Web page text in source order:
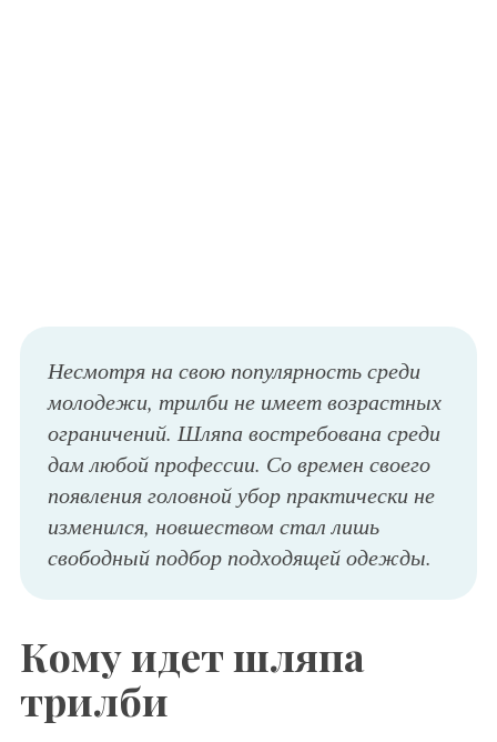
Несмотря на свою популярность среди
молодежи, трилби не имеет возрастных
ограничений. Шляпа востребована среди
дам любой профессии. Со времен своего
появления головной убор практически не
изменился, новшеством стал лишь
свободный подбор подходящей одежды.
Кому идет шляпа
трилби